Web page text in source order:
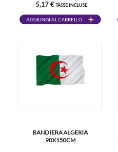
5,17 € TASSE INCLUSE
AGGIUNGI AL CARRELLO
BANDIERA ALGERIA
90X150CM